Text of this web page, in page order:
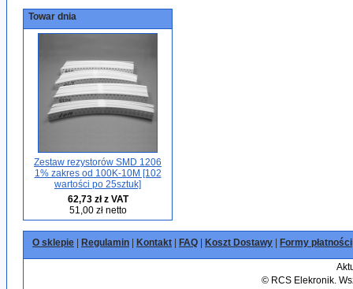
Towar dnia
Zestaw rezystorów SMD 1206
1% zakres od 100K-10M [102
wartości po 25sztuk]
62,73 zł z VAT
51,00 zł netto
O sklepie Regulamin Kontakt FAQ Koszt Dostawy Formy płatności
©RCS Elekronik.